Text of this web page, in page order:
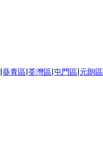
|葵青區|荃灣區|屯門區|元朗區